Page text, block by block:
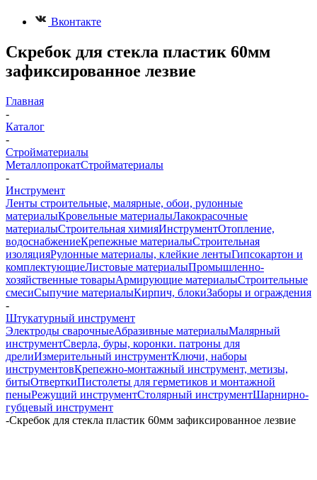
Вконтакте
Скребок для стекла пластик 60мм
зафиксированное лезвие
Главная
-
Каталог
-
Стройматериалы
МеталлопрокатСтройматериалы
-
Инструмент
Ленты строительные, малярные, обои, рулонные
материалыКровельные материалыЛакокрасочные
материалыСтроительная химияИнструментОтопление,
водоснабжениеКрепежные материалыСтроительная
изоляцияРулонные материалы, клейкие лентыГипсокартон и
комплектующиеЛистовые материалыПромышленно-
хозяйственные товарыАрмирующие материалыСтроительные
смесиСыпучие материалыКирпич, блокиЗаборы и ограждения
-
Штукатурный инструмент
Электроды сварочныеАбразивные материалыМалярный
инструментСверла, буры, коронки. патроны для
дрелиИзмерительный инструментКлючи, наборы
инструментовКрепежно-монтажный инструмент, метизы,
битыОтверткиПистолеты для герметиков и монтажной
пеныРежущий инструментСтолярный инструментШарнирно-
губцевый инструмент
-Скребок для стекла пластик 60мм зафиксированное лезвие